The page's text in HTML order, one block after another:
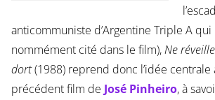
anticommuniste d’Argentine Triple A qui
nommément cité dans le film),Ne
dort(1988) reprend donc l’idée
précédent film de José Pinheiro, à